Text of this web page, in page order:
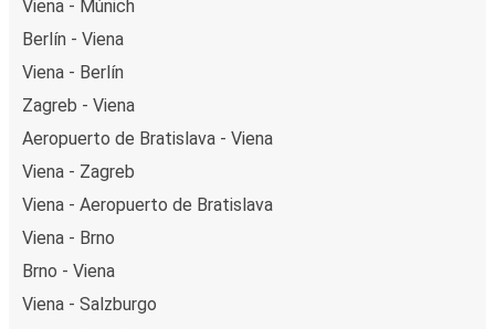
Viena - Múnich
Berlín - Viena
Viena - Berlín
Zagreb - Viena
Aeropuerto de Bratislava - Viena
Viena - Zagreb
Viena - Aeropuerto de Bratislava
Viena - Brno
Brno - Viena
Viena - Salzburgo